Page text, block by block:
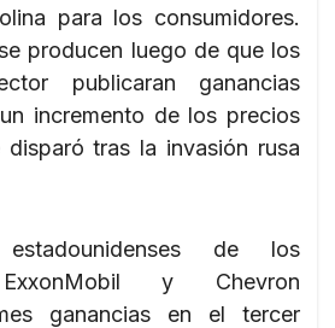
para los consumidores.
producen luego de que los
publicaran ganancias
incremento de los precios
tras la invasión rusa
de los
ExxonMobil y Chevron
ganancias en el tercer